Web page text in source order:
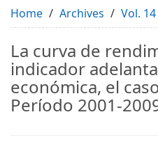
Home Archives Vol.
La curva de
indicador
económica, el
Período 2001-